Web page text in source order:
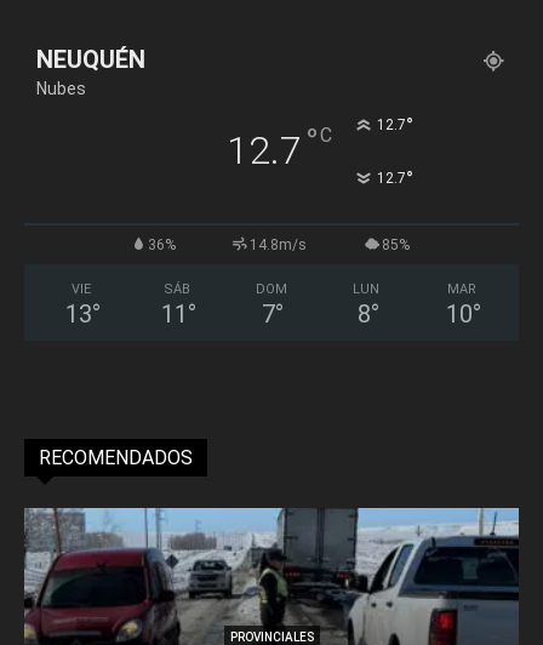
NEUQUÉN
Nubes
12.7 °C 12.7°
12.7°
36% 14.8m/s 85%
VIE
13°
SÁB
11 °
DOM
7°
LUN
8°
MAR
10°
RECOMENDADOS
PROVINCIALES